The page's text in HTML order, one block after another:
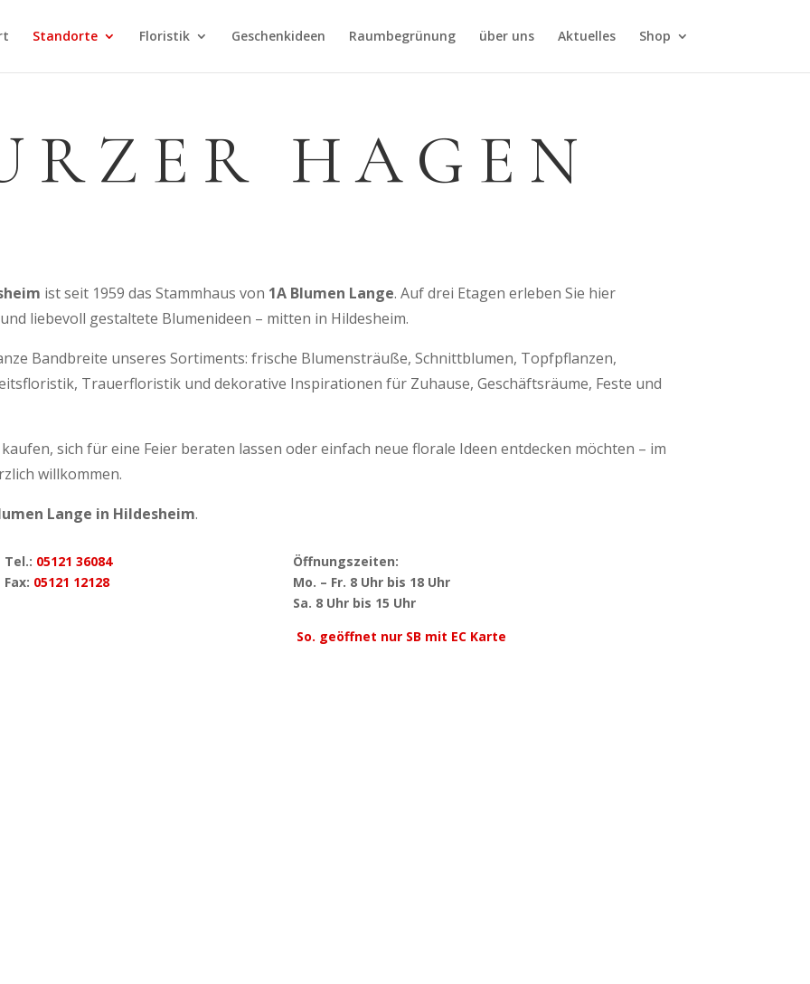
Standorte Floristik Geschenkideen Raumbegrünung über uns Aktuelles Shop
HAGEN
ist seit 1959 das Stammhaus von 1A Blumen Lange. Auf drei Etagen erleben Sie hier
liebevoll gestaltete Blumenideen – mitten in Hildesheim.
Bandbreite unseres Sortiments: frische Blumensträuße, Schnittblumen, Topfpflanzen,
Trauerfloristik und dekorative Inspirationen für Zuhause, Geschäftsräume, Feste und
sich für eine Feier beraten lassen oder einfach neue florale Ideen entdecken möchten – im
willkommen.
Lange in Hildesheim.
Tel.: 05121 36084
Fax: 05121 12128
Öffnungszeiten:
Mo. – Fr. 8 Uhr bis 18 Uhr
Sa. 8 Uhr bis 15 Uhr
So. geöffnet nur SB mit EC Karte